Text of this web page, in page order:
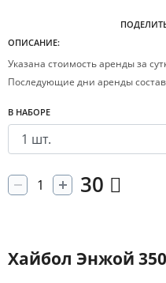
Хайбол Энжой
ОПИСАНИЕ:
Указана стоимость аренды за
Последующие дни аренды
В НАБОРЕ
30